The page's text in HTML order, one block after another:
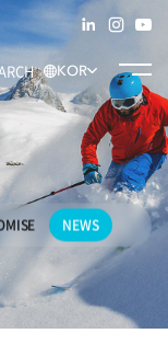
KOR
NEWS